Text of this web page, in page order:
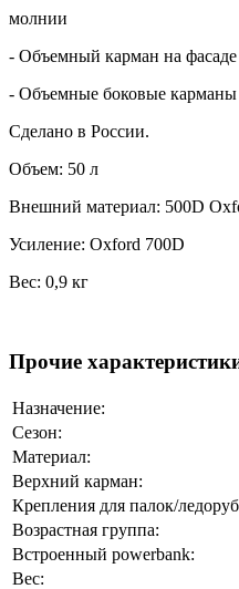
молнии
- Объемный карман на фасаде
- Объемные боковые карманы
Сделано в России.
Объем: 50 л
Внешний материал: 500D
Усиление: Oxford 700D
Вес: 0,9 кг
Прочие
Назначение:
Сезон:
Материал:
Верхний карман:
Крепления для палок/
Возрастная группа:
Встроенный powerbank:
Вес: